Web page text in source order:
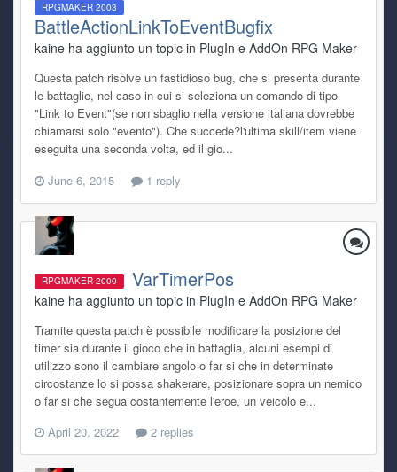
RPGMAKER 2003
BattleActionLinkToEventBugfix
kaine ha aggiunto un topic in PlugIn e AddOn RPG Maker
Questa patch risolve un fastidioso bug, che si presenta durante
le battaglie, nel caso in cui si seleziona un comando di tipo
"Link to Event"(se non sbaglio nella versione italiana dovrebbe
chiamarsi solo "evento"). Che succede?l'ultima skill/item viene
eseguita una seconda volta, ed il gio...
June 6, 2015
1 reply
RPGMAKER 2000 VarTimerPos
kaine ha aggiunto un topic in PlugIn e AddOn RPG Maker
Tramite questa patch è possibile modificare la posizione del
timer sia durante il gioco che in battaglia, alcuni esempi di
utilizzo sono il cambiare angolo o far si che in determinate
circostanze lo si possa shakerare, posizionare sopra un nemico
o far si che segua costantemente l'eroe, un veicolo e...
April 20, 2022
2 replies